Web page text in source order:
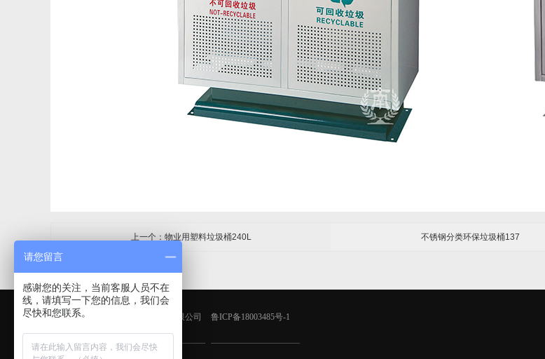
上一个：物业用塑料垃圾桶240L 不锈钢分类环保垃圾桶137
版权所有：青岛鑫金邦清洁设备有限公司 鲁ICP备18003485号-1
请您留言
感谢您的关注，当前客服人员不在
线，请填写一下您的信息，我们会
尽快和您联系。